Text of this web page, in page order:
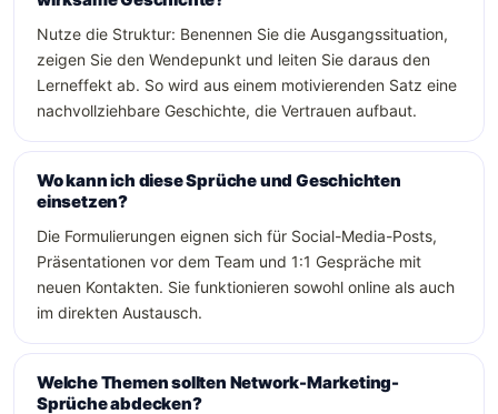
Nutze die Struktur: Benennen Sie die Ausgangssituation,
zeigen Sie den Wendepunkt und leiten Sie daraus den
Lerneffekt ab. So wird aus einem motivierenden Satz eine
nachvollziehbare Geschichte, die Vertrauen aufbaut.
Wo kann ich diese Sprüche und Geschichten
einsetzen?
Die Formulierungen eignen sich für Social-Media-Posts,
Präsentationen vor dem Team und 1:1 Gespräche mit
neuen Kontakten. Sie funktionieren sowohl online als auch
im direkten Austausch.
Welche Themen sollten Network-Marketing-
Sprüche abdecken?